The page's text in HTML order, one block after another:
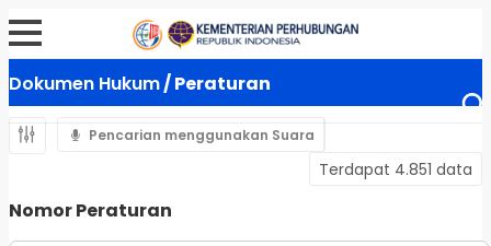
Dokumen Hukum/ Peraturan
Pencarian menggunakan Suara
Terdapat 4.851 data
Nomor Peraturan